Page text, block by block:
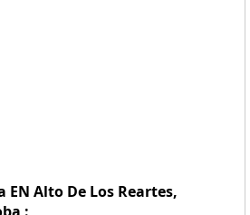
EN Alto De Los Reartes,